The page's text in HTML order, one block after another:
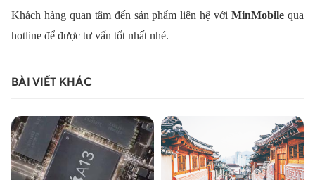
Khách hàng quan tâm đến sản phẩm liên hệ vớiMinMobile qua
hotline để được tư vấn tốt nhất nhé.
BÀI VIẾT KHÁC